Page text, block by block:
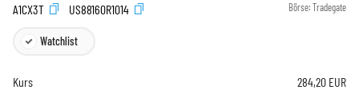
A1CX3T
US88160R1014 Börse: Tradegate
Watchlist
Kurs 284,20 EUR